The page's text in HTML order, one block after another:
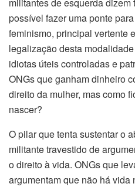
possível fazer uma ponte
feminismo, principal vertente
legalização desta
idiotas úteis controladas e
ONGs que ganham dinheiro
direito da mulher, mas como
nascer?
O pilar que tenta sustentar o
militante travestido de
o direito à vida. ONGs que
argumentam que não há vida